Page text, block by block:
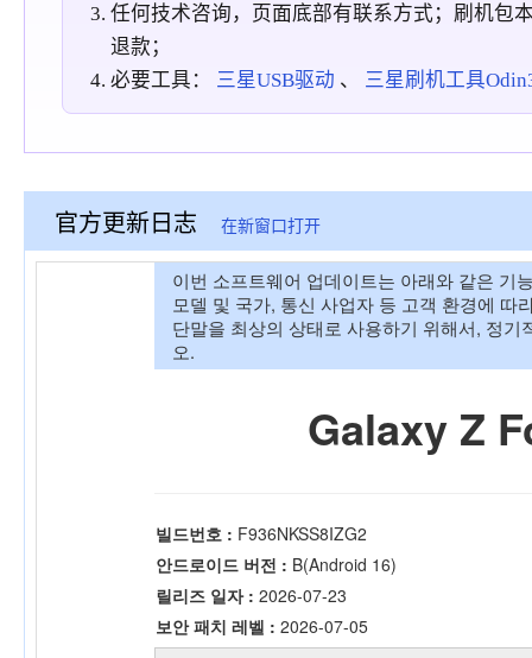
任何技术咨询，页面底部有联系方式；刷机包
退款；
必要工具： 三星USB驱动 、 三星刷机工具
官方更新日志 在新窗口打开